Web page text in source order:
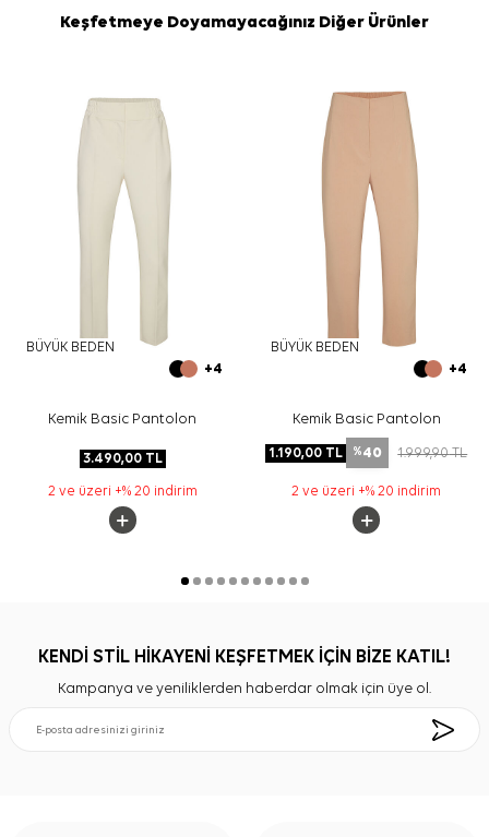
Keşfetmeye Doyamayacağınız Diğer Ürünler
BÜYÜK BEDEN
+4
Kemik Basic Pantolon
3.490,00TL
2 ve üzeri +% 20 indirim
BÜYÜK BEDEN
+4
Kemik Basic Pantolon
1.190,00 TL %40 1.999,90TL
2 ve üzeri +% 20 indirim
KENDİ STİL HİKAYENİ KEŞFETMEK İÇİN BİZE KATIL!
Kampanya ve yeniliklerden haberdar olmak için üye ol.